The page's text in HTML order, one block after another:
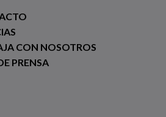
CON NOSOTROS
PRENSA